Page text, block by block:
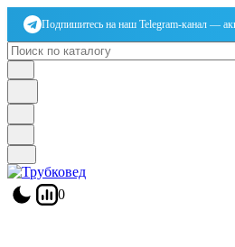
Подпишитесь на наш Telegram-канал —
0